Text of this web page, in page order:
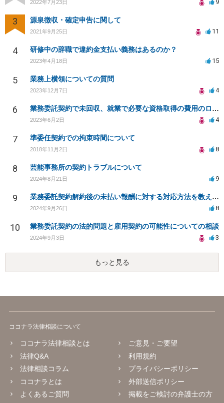
2022年7月23日 9
3 源泉徴収・確定申告に関して
2021年9月25日 11
4 研修中の辞職で違約金支払い義務はあるのか？
2023年4月18日 15
5 業務上横領についての質問
2023年12月7日 4
6 業務委託契約で未回収、就業で必要な資格取得の費用のローンを組まされた
2023年6月2日 4
7 準委任契約での拘束時間について
2018年11月2日 8
8 芸能事務所の契約トラブルについて
2024年8月21日 9
9 業務委託契約解約後の未払い報酬に対する対応方法を教えてください
2024年9月26日 8
10 業務委託契約の法的問題と雇用契約の可能性についての相談
2024年9月3日 3
もっと見る
ココナラ法律相談について
ココナラ法律相談とは
法律Q&A
法律相談コラム
ココナラとは
よくあるご質問
ご意見・ご要望
利用規約
プライバシーポリシー
外部送信ポリシー
掲載をご検討の弁護士の方